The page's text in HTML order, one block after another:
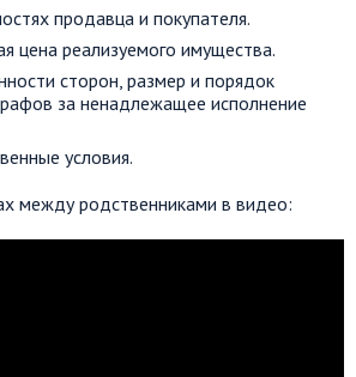
продавца и покупателя.
цена реализуемого имущества.
сторон, размер и порядок
за ненадлежащее исполнение
условия.
между родственниками в видео: